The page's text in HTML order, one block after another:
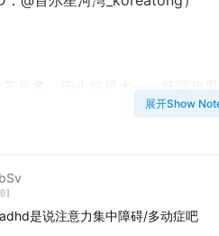
王八多，庙小妖风大——韩国政界
之下极端事件过度曝光，犯罪案
缉令昨天"下架"
展开Show
adhd是说注意力集中障碍/多动症吧